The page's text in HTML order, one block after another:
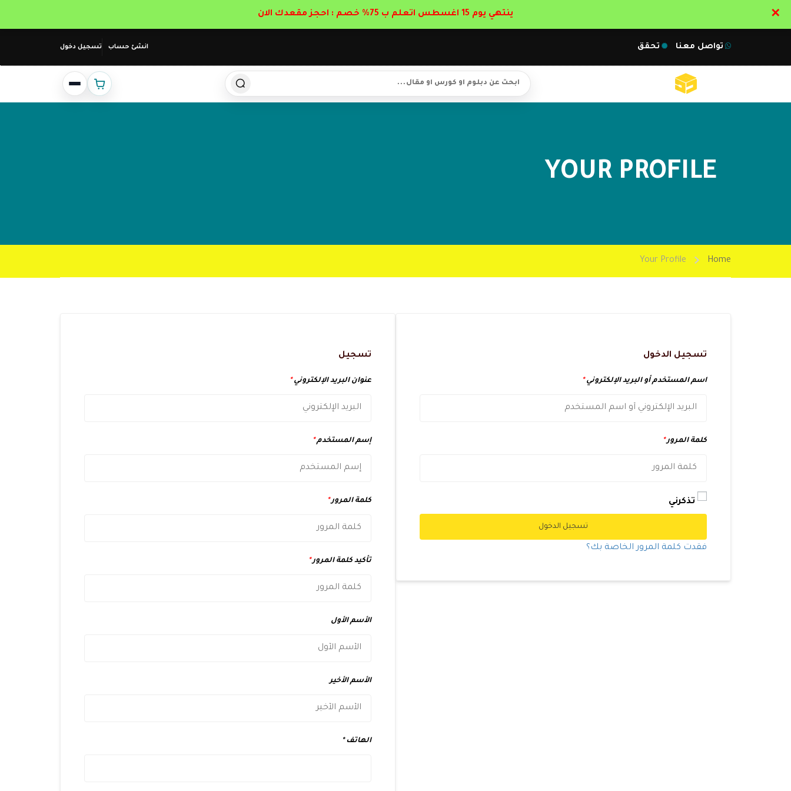
انشئ حساب تسجيل دخول تواصل معنا تحقق
YOUR PROFILE
Home
Your Profile
تسجيل الدخول
اسم المستخدم أو البريد الإلكتروني*
كلمة المرور*
تذكرني
تسجيل الدخول
فقدت كلمة المرور الخاصة بك؟
تسجيل
عنوان البريد الإلكتروني*
إسم المستخدم*
كلمة المرور*
تأكيد كلمة المرور*
الأسم الأول
الأسم الأخير
الهاتف
ينتهي يوم 15 اغسطس اتعلم ب 75% خصم : احجز مقعدك الان ✕